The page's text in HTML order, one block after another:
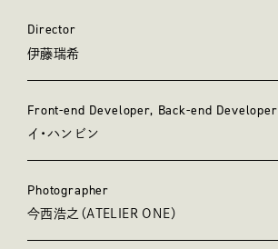
Director
伊藤瑞希
Front-end Developer, Back-end Developer
イ・ハンビン
Photographer
今西浩之（ATELIER ONE）